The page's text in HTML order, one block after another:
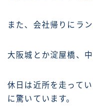
また、会社帰りにラ
大阪城とか淀屋橋、
休日は近所を走って
に驚いています。